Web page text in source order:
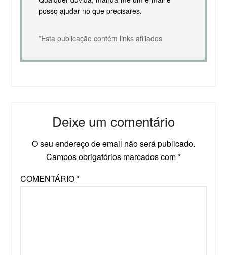
posso ajudar no que precisares.
*Esta publicação contém links afiliados
Deixe um comentário
O seu endereço de email não será publicado.
Campos obrigatórios marcados com*
COMENTÁRIO*